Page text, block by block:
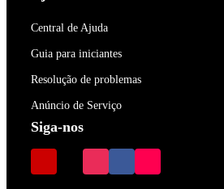
Central de Ajuda
Guia para iniciantes
Resolução de problemas
Anúncio de Serviço
Siga-nos